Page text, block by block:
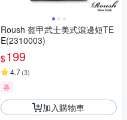
Roush 盔甲武士美式滾邊短TE
E(2310003)
$199
4.7(3)
券
加入購物車